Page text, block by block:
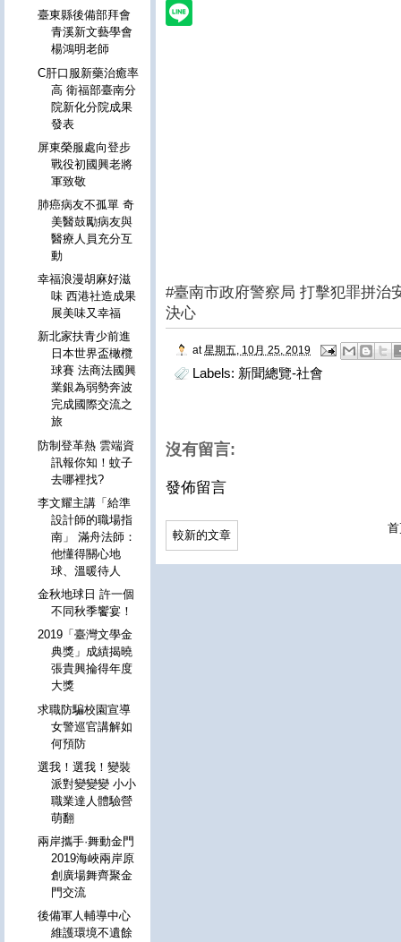
#臺南市政府警察局 打擊犯罪拼治
決心
at 星期五, 10月 25, 2019
Labels: 新聞總覽-社會
沒有留言:
發佈留言
較新的文章
臺東縣後備部拜會
青溪新文藝學會
楊鴻明老師
C肝口服新藥治癒率
高 衛福部臺南分
院新化分院成果
發表
屏東榮服處向登步
戰役初國興老將
軍致敬
肺癌病友不孤單 奇
美醫鼓勵病友與
醫療人員充分互
動
幸福浪漫胡麻好滋
味 西港社造成果
展美味又幸福
新北家扶青少前進
日本世界盃橄欖
球賽 法商法國興
業銀為弱勢奔波
完成國際交流之
旅
防制登革熱 雲端資
訊報你知！蚊子
去哪裡找?
李文耀主講「給準
設計師的職場指
南」 滿舟法師：
他懂得關心地
球、溫暖待人
金秋地球日 許一個
不同秋季饗宴！
2019「臺灣文學金
典獎」成績揭曉
張貴興掄得年度
大獎
求職防騙校園宣導
女警巡官講解如
何預防
選我！選我！變裝
派對變變變 小小
職業達人體驗營
萌翻
兩岸攜手·舞動金門
2019海峽兩岸原
創廣場舞齊聚金
門交流
後備軍人輔導中心
維護環境不遺餘